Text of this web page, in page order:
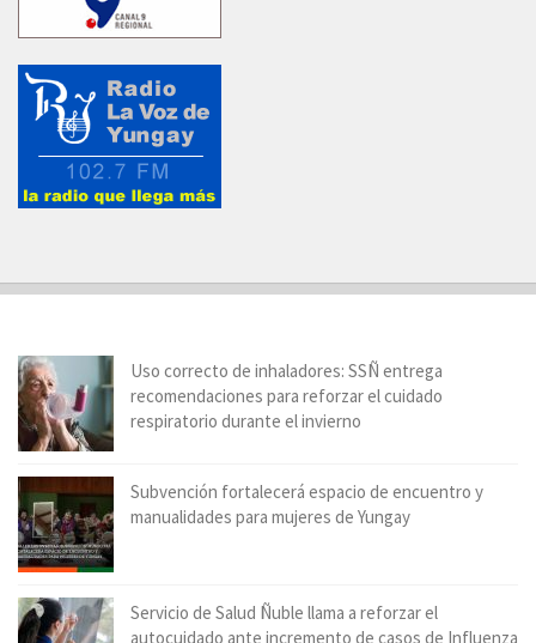
Uso correcto de inhaladores: SSÑ entrega
recomendaciones para reforzar el cuidado
respiratorio durante el invierno
Subvención fortalecerá espacio de encuentro y
manualidades para mujeres de Yungay
Servicio de Salud Ñuble llama a reforzar el
autocuidado ante incremento de casos de Influenza